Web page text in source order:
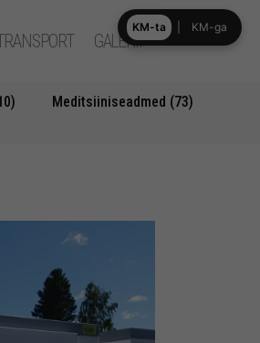
GALERII
Meditsiiniseadmed (73)
KM-ta KM-ga